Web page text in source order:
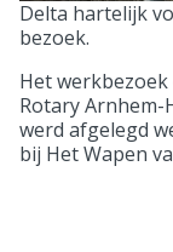
Delta hartelijk
bezoek.
Het
Rotary Arnhem-
werd afgelegd
bij Het Wapen